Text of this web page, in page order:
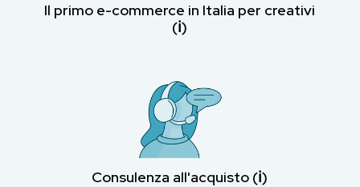
Il primo e-commerce in Italia per creativi
(ℹ︎)
Consulenza all'acquisto (ℹ︎)